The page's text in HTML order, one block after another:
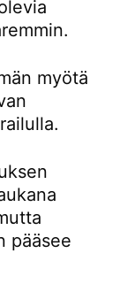
myötä
pääsee